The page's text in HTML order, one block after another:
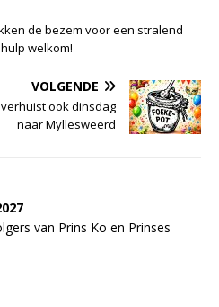
de bezem voor een stralend
welkom!
VOLGENDE
ook dinsdag
naar Myllesweerd
27
van Prins Ko en Prinses